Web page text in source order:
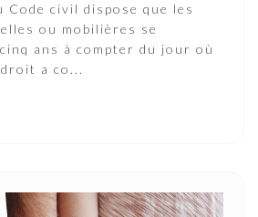
Code civil dispose que les
ou mobilières se
ans à compter du jour où
a co...